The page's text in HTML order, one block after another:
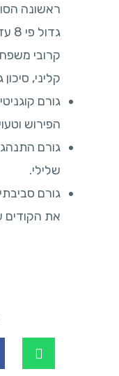
ראשונה
קרובי
קליני, סיכון גדול פי 2-
גורם
הפירוש
גורם
שלילי.
גורם
את הקודים